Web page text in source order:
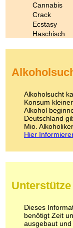
Cannabis
Crack
Ecstasy
Haschisch
Kokain
LSD
Marihuana
Meskalin
Methadon
Pilze
Schlafmittel
Alkoholsucht
Konsum
Alkohol
Deutschland
Mio. Alkoholiker.
Hier
Dieses
benötigt Zeit
ausgebaut